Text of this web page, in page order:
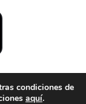
condiciones de
aquí.